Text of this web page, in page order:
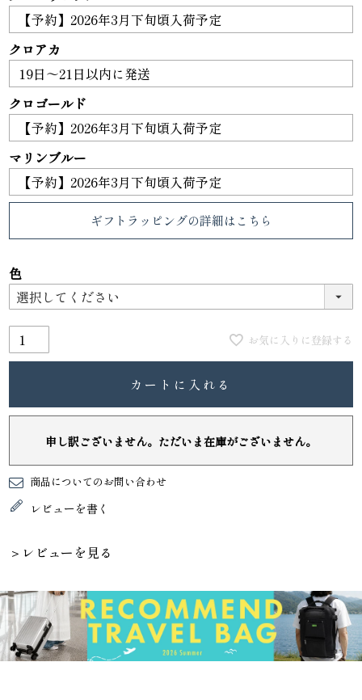
クロアカ
クロゴールド
マリンブルー
ギフトラッピングの詳細はこちら
色
お気に入りに登録する
カートに入れる
申し訳ございません。ただいま在庫がございません。
商品についてのお問い合わせ
レビューを書く
＞レビューを見る